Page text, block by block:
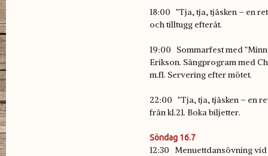
18:00 ”Tja, tja, tjåsken – en
och tilltugg efteråt.
19:00 Sommarfest med
Erikson. Sångprogram med
m.fl. Servering efter mötet.
22:00 ”Tja, tja, tjåsken – en
från kl.21. Boka biljetter.
Söndag 16.7
12:30 Menuettdansövning